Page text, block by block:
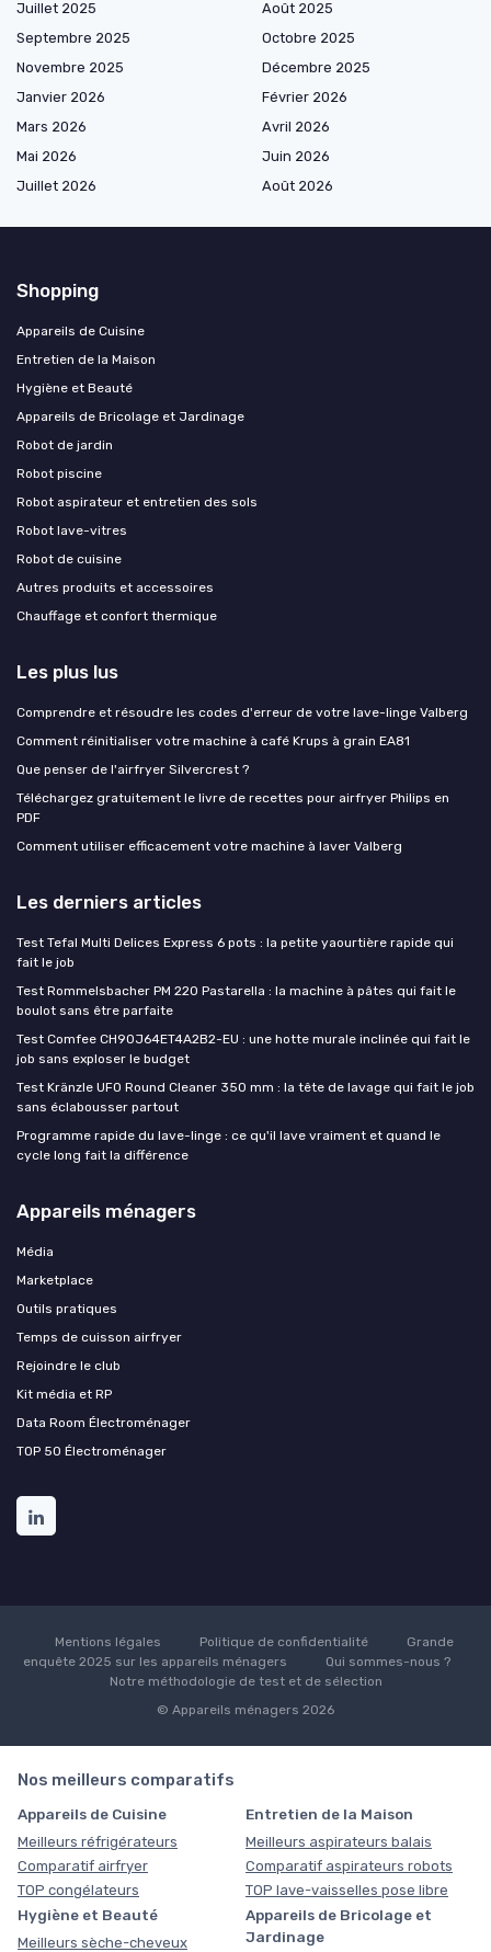
Juillet 2025
Août 2025
Septembre 2025
Octobre 2025
Novembre 2025
Décembre 2025
Janvier 2026
Février 2026
Mars 2026
Avril 2026
Mai 2026
Juin 2026
Juillet 2026
Août 2026
Shopping
Appareils de Cuisine
Entretien de la Maison
Hygiène et Beauté
Appareils de Bricolage et Jardinage
Robot de jardin
Robot piscine
Robot aspirateur et entretien des sols
Robot lave-vitres
Robot de cuisine
Autres produits et accessoires
Chauffage et confort thermique
Les plus lus
Comprendre et résoudre les codes d'erreur de votre lave-linge Valberg
Comment réinitialiser votre machine à café Krups à grain EA81
Que penser de l'airfryer Silvercrest ?
Téléchargez gratuitement le livre de recettes pour airfryer Philips en
PDF
Comment utiliser efficacement votre machine à laver Valberg
Les derniers articles
Test Tefal Multi Delices Express 6 pots : la petite yaourtière rapide qui
fait le job
Test Rommelsbacher PM 220 Pastarella : la machine à pâtes qui fait le
boulot sans être parfaite
Test Comfee CH90J64ET4A2B2-EU : une hotte murale inclinée qui fait le
job sans exploser le budget
Test Kränzle UFO Round Cleaner 350 mm : la tête de lavage qui fait le job
sans éclabousser partout
Programme rapide du lave-linge : ce qu'il lave vraiment et quand le
cycle long fait la différence
Appareils ménagers
Média
Marketplace
Outils pratiques
Temps de cuisson airfryer
Rejoindre le club
Kit média et RP
Data Room Électroménager
TOP 50 Électroménager
Mentions légales Politique de confidentialité
Grande
enquête 2025 sur les appareils ménagers
Qui sommes-nous ?
Notre méthodologie de test et de sélection
© Appareils ménagers 2026
Nos meilleurs comparatifs
Appareils de Cuisine
Meilleurs réfrigérateurs
Comparatif airfryer
TOP congélateurs
Entretien de la Maison
Meilleurs aspirateurs balais
Comparatif aspirateurs robots
TOP lave-vaisselles pose libre
Hygiène et Beauté
Meilleurs sèche-cheveux
Appareils de Bricolage et
Jardinage